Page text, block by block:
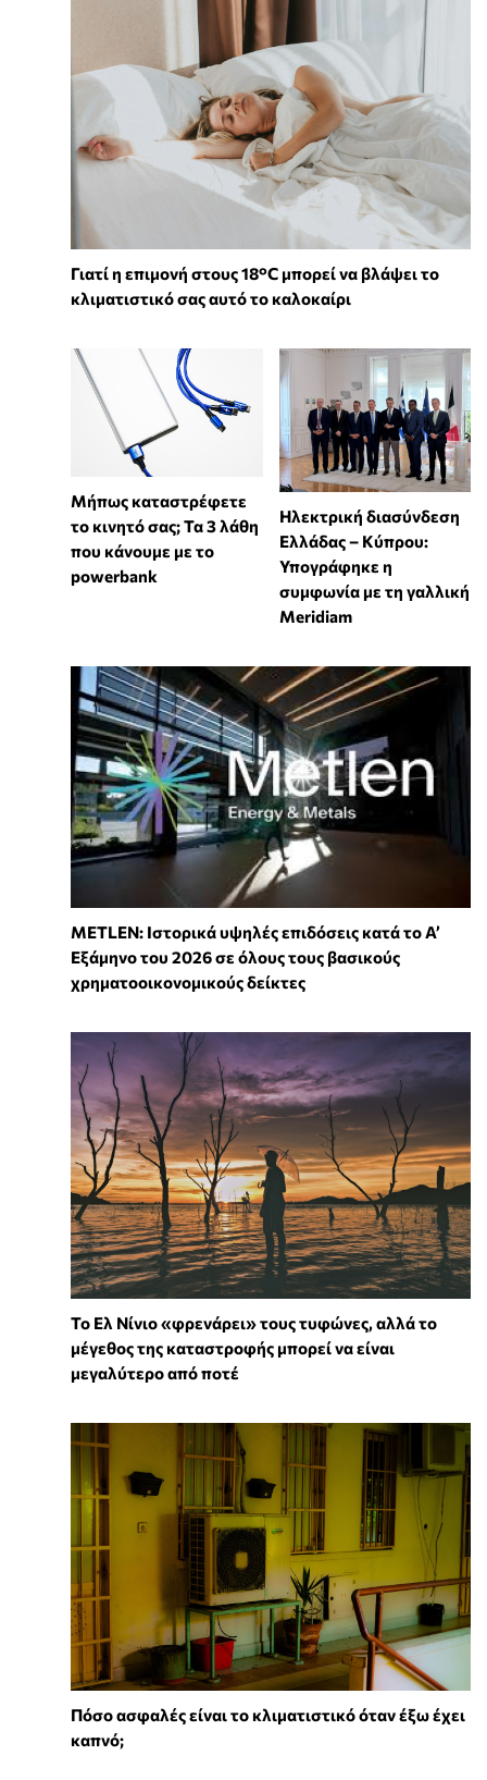
Γιατί η επιμονή στους 18°C μπορεί να βλάψει το
κλιματιστικό σας αυτό το καλοκαίρι
Μήπως καταστρέφετε
το κινητό σας; Τα 3 λάθη
που κάνουμε με το
powerbank
Ηλεκτρική διασύνδεση
Ελλάδας – Κύπρου:
Υπογράφηκε η
συμφωνία με τη γαλλική
Meridiam
METLEN: Ιστορικά υψηλές επιδόσεις κατά το Α’
Εξάμηνο του 2026 σε όλους τους βασικούς
χρηματοοικονομικούς δείκτες
Το Ελ Νίνιο «φρενάρει» τους τυφώνες, αλλά το
μέγεθος της καταστροφής μπορεί να είναι
μεγαλύτερο από ποτέ
Πόσο ασφαλές είναι το κλιματιστικό όταν έξω έχει
καπνό;